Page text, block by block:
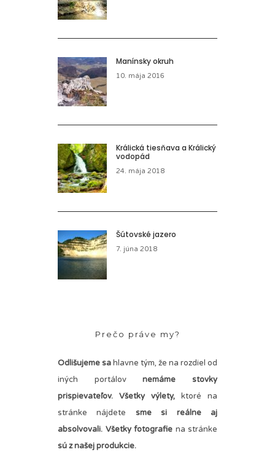
Manínsky okruh
10. mája 2016
Králická tiesňava a Králický
vodopád
24. mája 2018
Šútovské jazero
7. júna 2018
Prečo práve my?
Odlišujeme sa hlavne tým, že na rozdiel od
iných portálovnemáme stovky
prispievateľov. Všetky výlety, ktoré na
stránke nájdete sme si reálne aj
absolvovali. Všetky fotografie na stránke
sú z našej produkcie.